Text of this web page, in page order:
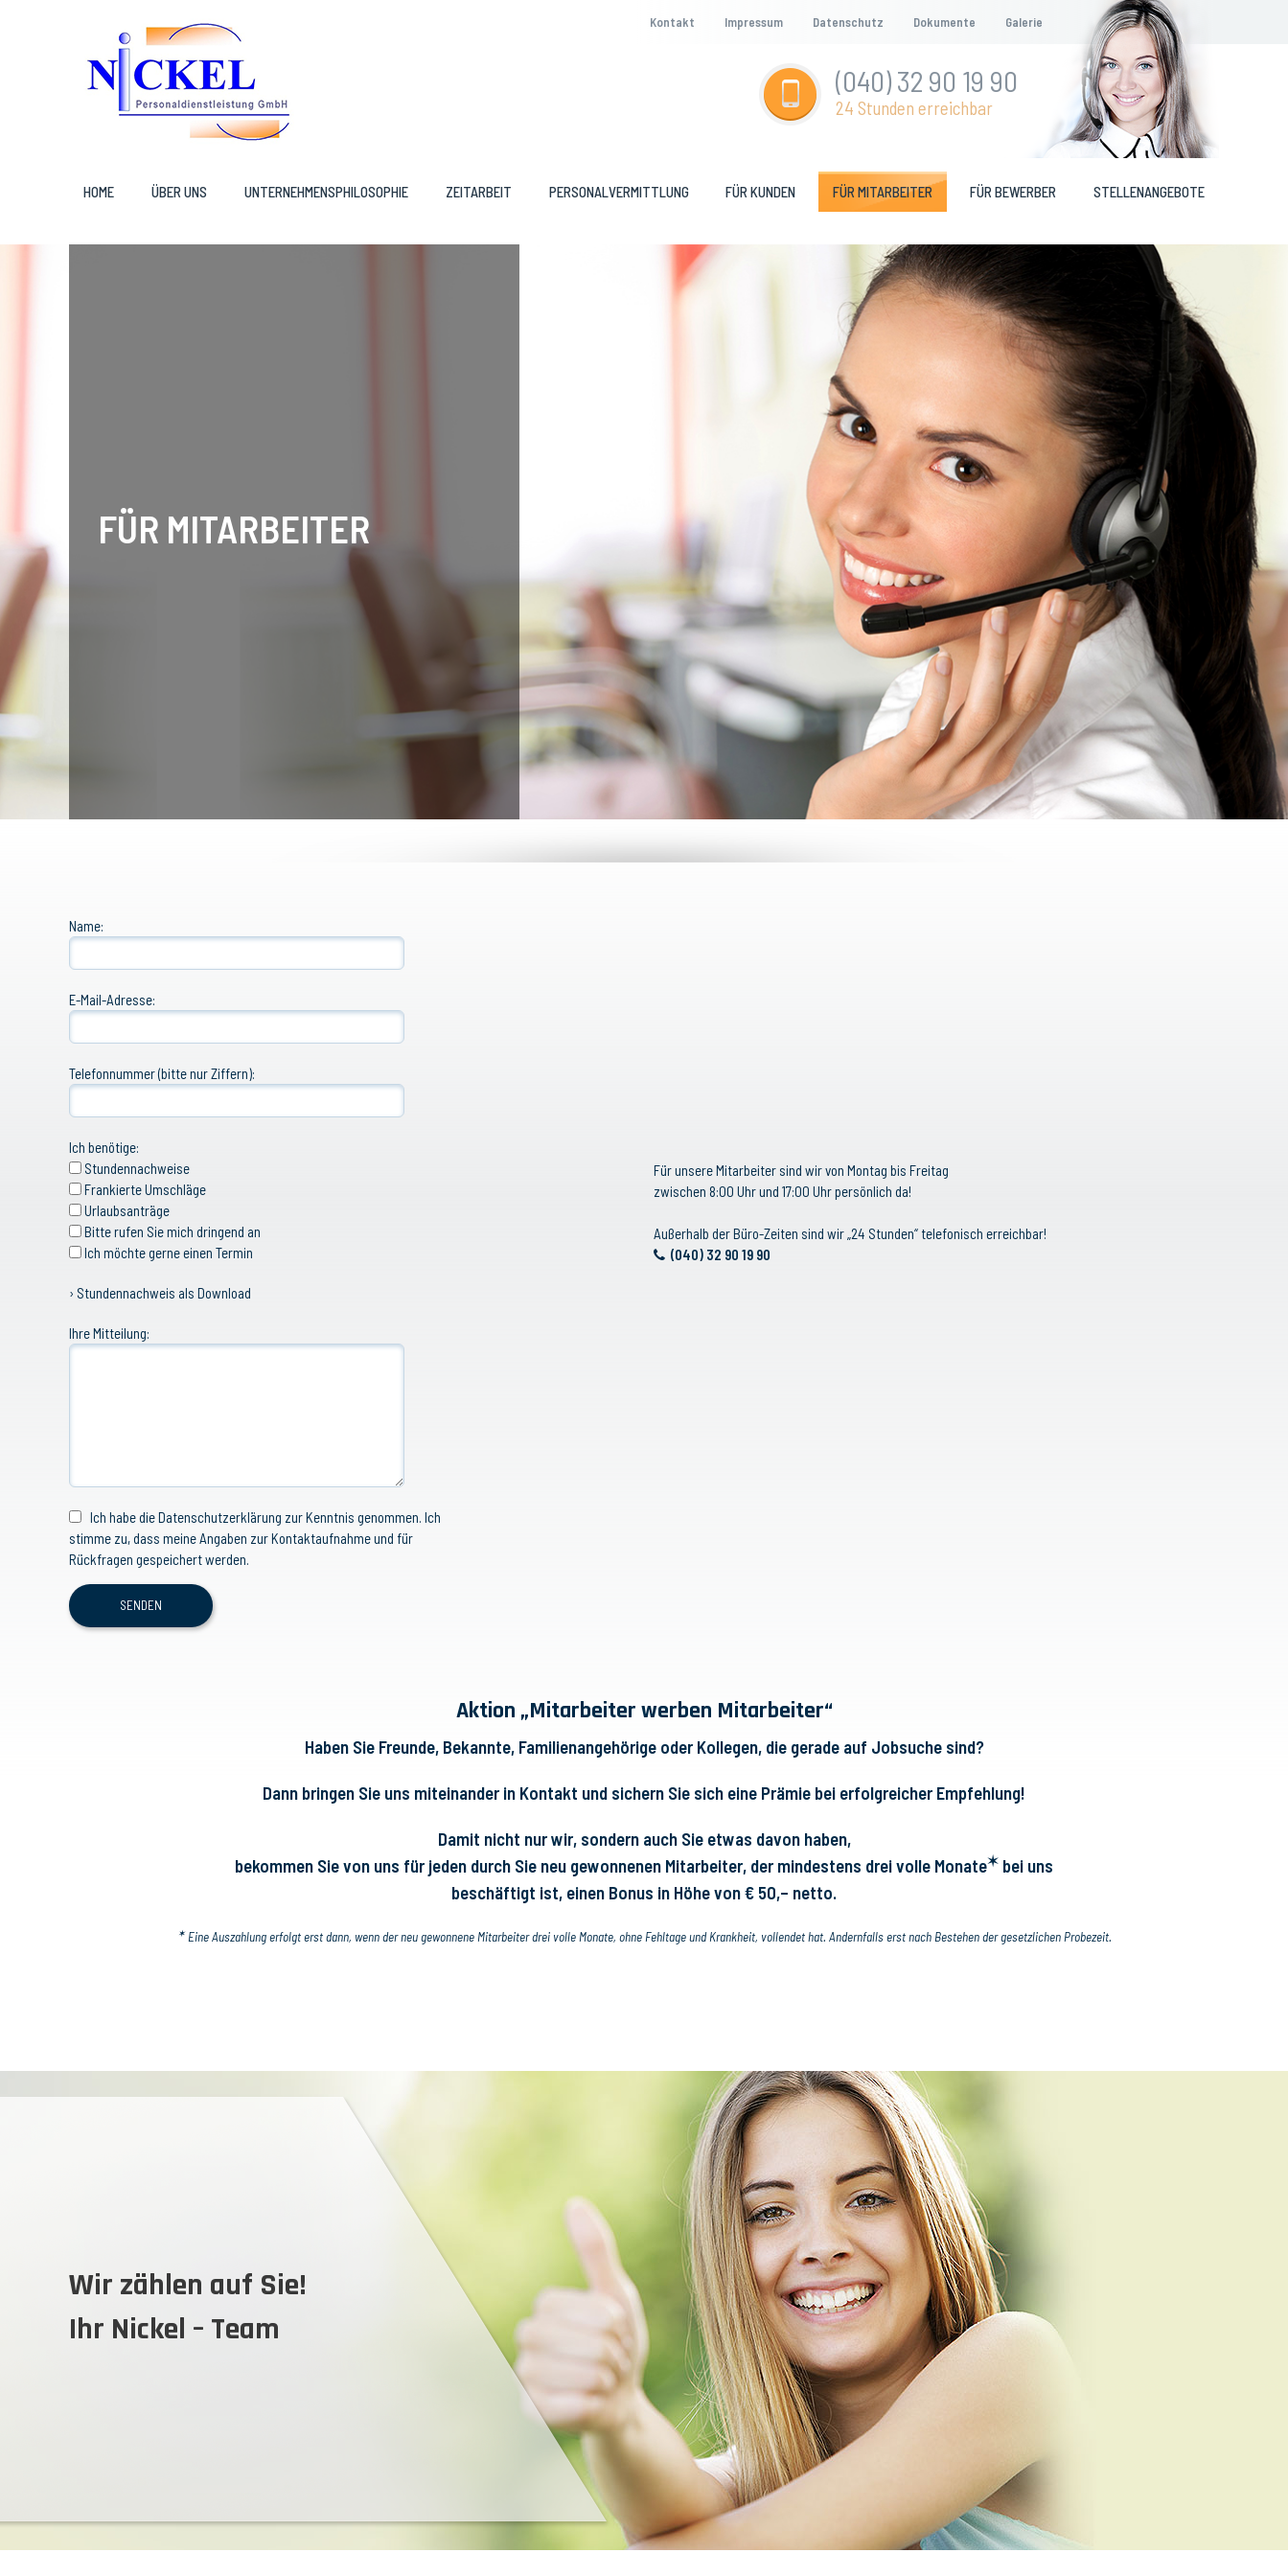
Kontakt Impressum Datenschutz Dokumente Galerie
(040) 32 90 19 90
24 Stunden erreichbar
HOME ÜBER UNS UNTERNEHMENSPHILOSOPHIE ZEITARBEIT PERSONALVERMITTLUNG FÜR KUNDEN FÜR MITARBEITER FÜR BEWERBER STELLENANGEBOTE
FÜR MITARBEITER
Name:
E-Mail-Adresse:
Telefonnummer (bitte nur Ziffern):
Ich benötige:
Stundennachweise
Frankierte Umschläge
Urlaubsanträge
Bitte rufen Sie mich dringend an
Ich möchte gerne einen Termin
› Stundennachweis als Download
Ihre Mitteilung:
Für unsere Mitarbeiter sind wir von Montag bis Freitag
zwischen 8:00 Uhr und 17:00 Uhr persönlich da!
Außerhalb der Büro-Zeiten sind wir „24 Stunden“ telefonisch erreichbar!
(040) 32 90 19 90
Ich habe die Datenschutzerklärung zur Kenntnis genommen. Ich
stimme zu, dass meine Angaben zur Kontaktaufnahme und für
Rückfragen gespeichert werden.
SENDEN
Aktion „Mitarbeiter werben Mitarbeiter“
Haben Sie Freunde, Bekannte, Familienangehörige oder Kollegen, die gerade auf Jobsuche sind?
Dann bringen Sie uns miteinander in Kontakt und sichern Sie sich eine Prämie bei erfolgreicher Empfehlung!
Damit nicht nur wir, sondern auch Sie etwas davon haben,
bekommen Sie von uns für jeden durch Sie neu gewonnenen Mitarbeiter, der mindestens drei volle Monate✶ bei uns
beschäftigt ist, einen Bonus in Höhe von € 50,– netto.
✶ Eine Auszahlung erfolgt erst dann, wenn der neu gewonnene Mitarbeiter drei volle Monate, ohne Fehltage und Krankheit, vollendet hat. Andernfalls erst nach Bestehen der gesetzlichen Probezeit.
Wir zählen auf Sie!
Ihr Nickel – Team